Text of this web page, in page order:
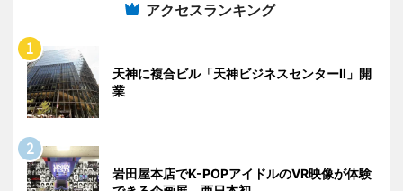
アクセスランキング
天神に複合ビル「天神ビジネスセンターII」開
業
岩田屋本店でK-POPアイドルのVR映像が体験